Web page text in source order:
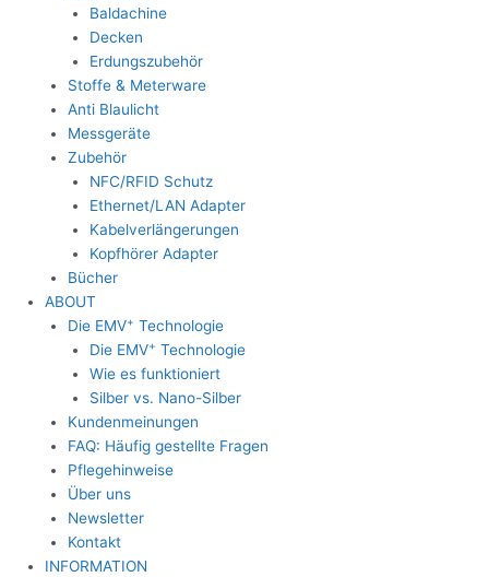
Baldachine
Decken
Erdungszubehör
Stoffe & Meterware
Anti Blaulicht
Messgeräte
Zubehör
NFC/RFID Schutz
Ethernet/LAN Adapter
Kabelverlängerungen
Kopfhörer Adapter
Bücher
ABOUT
Die EMV+ Technologie
Die EMV+ Technologie
Wie es funktioniert
Silber vs. Nano-Silber
Kundenmeinungen
FAQ: Häufig gestellte Fragen
Pflegehinweise
Über uns
Newsletter
Kontakt
INFORMATION